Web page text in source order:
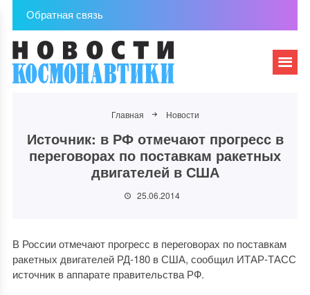
Обратная связь
Главная Новости
Источник: в РФ отмечают прогресс в
переговорах по поставкам ракетных
двигателей в США
25.06.2014
В России отмечают прогресс в переговорах по поставкам
ракетных двигателей РД-180 в США, сообщил ИТАР-ТАСС
источник в аппарате правительства РФ.